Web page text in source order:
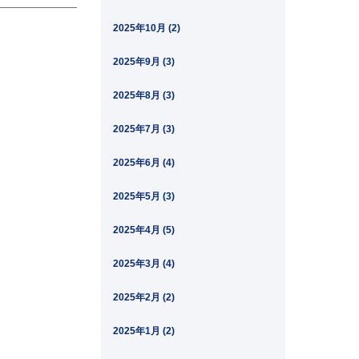
2025年10月 (2)
2025年9月 (3)
2025年8月 (3)
2025年7月 (3)
2025年6月 (4)
2025年5月 (3)
2025年4月 (5)
2025年3月 (4)
2025年2月 (2)
2025年1月 (2)